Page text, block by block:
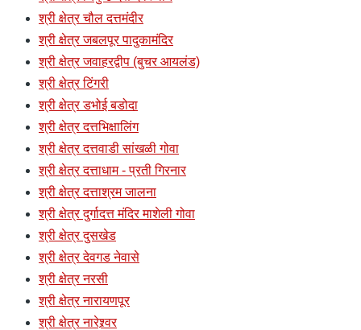
श्री क्षेत्र चौल दत्तमंदीर
श्री क्षेत्र जबलपूर पादुकामंदिर
श्री क्षेत्र जवाहरद्वीप (बुचर आयलंड)
श्री क्षेत्र टिंगरी
श्री क्षेत्र डभोई बडोदा
श्री क्षेत्र दत्तभिक्षालिंग
श्री क्षेत्र दत्तवाडी सांखळी गोवा
श्री क्षेत्र दत्ताधाम - प्रती गिरनार
श्री क्षेत्र दत्ताश्रम जालना
श्री क्षेत्र दुर्गादत्त मंदिर माशेली गोवा
श्री क्षेत्र दुसखेड
श्री क्षेत्र देवगड नेवासे
श्री क्षेत्र नरसी
श्री क्षेत्र नारायणपूर
श्री क्षेत्र नारेश्र्वर